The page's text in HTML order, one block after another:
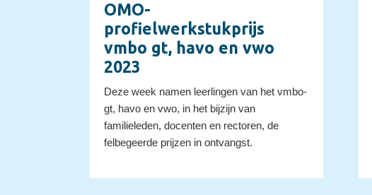
OMO-
profielwerkstukprijs
vmbo gt, havo en vwo
2023
Deze week namen leerlingen van het vmbo-
gt, havo en vwo, in het bijzijn van
familieleden, docenten en rectoren, de
felbegeerde prijzen in ontvangst.